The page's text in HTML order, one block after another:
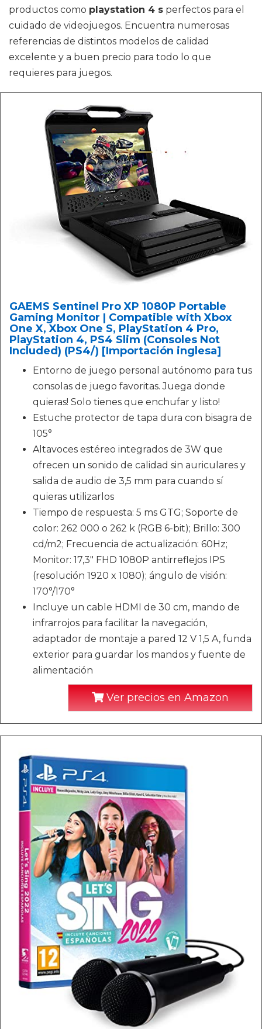
productos como playstation 4 s perfectos para el
cuidado de videojuegos. Encuentra numerosas
referencias de distintos modelos de calidad
excelente y a buen precio para todo lo que
requieres para juegos.
GAEMS Sentinel Pro XP 1080P Portable
Gaming Monitor | Compatible with Xbox
One X, Xbox One S, PlayStation 4 Pro,
PlayStation 4, PS4 Slim (Consoles Not
Included) (PS4/) [Importación inglesa]
Entorno de juego personal autónomo para tus
consolas de juego favoritas. Juega donde
quieras! Solo tienes que enchufar y listo!
Estuche protector de tapa dura con bisagra de
105°
Altavoces estéreo integrados de 3W que
ofrecen un sonido de calidad sin auriculares y
salida de audio de 3,5 mm para cuando sí
quieras utilizarlos
Tiempo de respuesta: 5 ms GTG; Soporte de
color: 262 000 o 262 k (RGB 6-bit); Brillo: 300
cd/m2; Frecuencia de actualización: 60Hz;
Monitor: 17,3" FHD 1080P antirreflejos IPS
(resolución 1920 x 1080); ángulo de visión:
170°/170°
Incluye un cable HDMI de 30 cm, mando de
infrarrojos para facilitar la navegación,
adaptador de montaje a pared 12 V 1,5 A, funda
exterior para guardar los mandos y fuente de
alimentación
Ver precios en Amazon